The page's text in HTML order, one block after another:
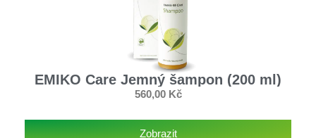
EMIKO Care Jemný šampon (200 ml)
560,00 Kč
Zobrazit